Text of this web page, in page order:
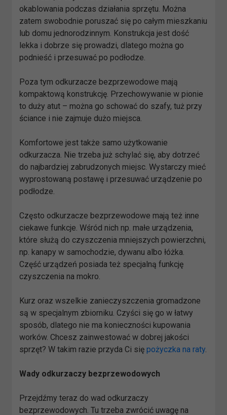
okablowania podczas działania sprzętu. Można
zatem swobodnie poruszać się po całym mieszkaniu
lub domu jednorodzinnym. Konstrukcja jest dość
lekka i dobrze się prowadzi, dlatego można go
podnieść i przesuwać po podłodze.
Poza tym odkurzacze bezprzewodowe mają
kompaktową konstrukcję. Przechowywanie w pionie
to duży atut – można go schować do szafy, tuż przy
ściance i nie zajmuje dużo miejsca.
Komfortowe jest także samo użytkowanie
odkurzacza. Nie trzeba już schylać się, aby dotrzeć
do najbardziej zabrudzonych miejsc. Wystarczy mieć
wyprostowaną postawę i przesuwać urządzenie po
podłodze.
Często odkurzacze bezprzewodowe mają też inne
ciekawe funkcje. Wśród nich np. małe urządzenia,
które służą do czyszczenia mniejszych powierzchni,
np. kanapy w samochodzie, dywanu albo łóżka.
Część urządzeń posiada też specjalną funkcję
czyszczenia na mokro.
Kurz oraz wszelkie zanieczyszczenia gromadzone
są w specjalnym zbiorniku. Czyści się go w łatwy
sposób, dlatego nie ma konieczności kupowania
worków. Chcesz zainwestować w dobrej jakości
sprzęt? W takim razie przyda Ci siępożyczka na raty.
Wady odkurzaczy bezprzewodowych
Przejdźmy teraz do wad odkurzaczy
bezprzewodowych. Tu trzeba zwrócić uwagę na